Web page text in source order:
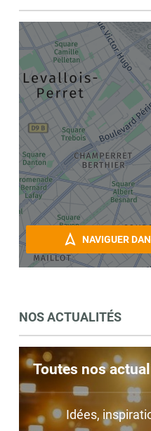
NAVIGUER
NOS ACTUALITÉS
Toutes nos
Idées,